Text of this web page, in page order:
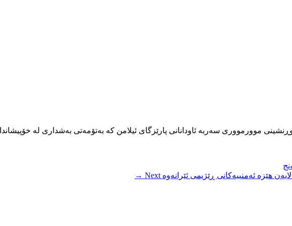
موورمووری سەربە ئاودانانی پارێزگای ئیلامن کە بەتۆمەتی بەشداری لە
هێزە ئەمنییەکانی ڕێژیمی ئێرانەوە Next →